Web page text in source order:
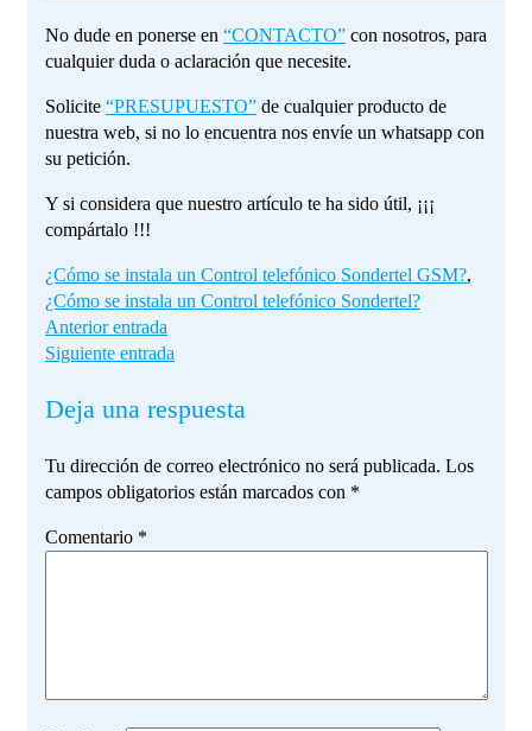
No dude en ponerse en “CONTACTO” con nosotros, para
cualquier duda o aclaración que necesite.
Solicite “PRESUPUESTO” de cualquier producto de
nuestra web, si no lo encuentra nos envíe un whatsapp con
su petición.
Y si considera que nuestro artículo te ha sido útil, ¡¡¡
compártalo !!!
¿Cómo se instala un Control telefónico Sondertel GSM?,
¿Cómo se instala un Control telefónico Sondertel?
Anterior entrada
Siguiente entrada
Deja una respuesta
Tu dirección de correo electrónico no será publicada. Los
campos obligatorios están marcados con *
Comentario *